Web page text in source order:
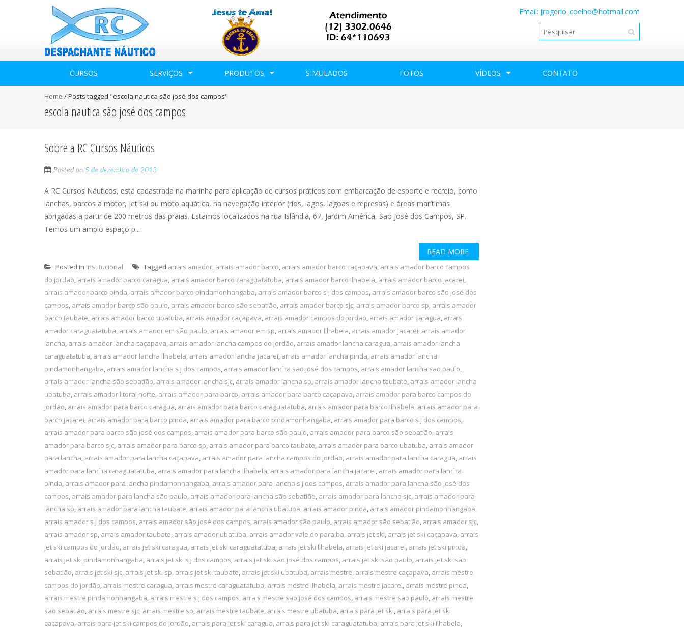
Email: jrogerio_coelho@hotmail.com
CURSOS SERVIÇOS PRODUTOS SIMULADOS FOTOS VÍDEOS CONTATO
Home /Posts tagged "escola nautica são josé dos campos"
escola nautica são josé dos campos
Sobre a RC Cursos Náuticos
Posted on 5 de dezembro de 2013
A RC Cursos Náuticos, está cadastrada na marinha para aplicação de cursos práticos com embarcação de esporte e recreio, como
lanchas, barcos a motor, jet ski ou moto aquática, na navegação interior (rios, lagos, lagoas e represas) e áreas marítimas
abrigadas a partir de 200 metros das praias. Estamos localizados na rua Islândia, 67, Jardim América, São José dos Campos, SP.
Temos um amplo espaço p...
READ MORE
Posted in Institucional Tagged arrais amador, arrais amador barco, arrais amador barco caçapava, arrais amador barco campos
do jordão, arrais amador barco caragua, arrais amador barco caraguatatuba, arrais amador barco Ilhabela, arrais amador barco jacarei,
arrais amador barco pinda, arrais amador barco pindamonhangaba, arrais amador barco s j dos campos, arrais amador barco são josé dos
campos, arrais amador barco são paulo, arrais amador barco são sebatião, arrais amador barco sjc, arrais amador barco sp, arrais amador
barco taubate, arrais amador barco ubatuba, arrais amador caçapava, arrais amador campos do jordão, arrais amador caragua, arrais
amador caraguatatuba, arrais amador em são paulo, arrais amador em sp, arrais amador Ilhabela, arrais amador jacarei, arrais amador
lancha, arrais amador lancha caçapava, arrais amador lancha campos do jordão, arrais amador lancha caragua, arrais amador lancha
caraguatatuba, arrais amador lancha Ilhabela, arrais amador lancha jacarei, arrais amador lancha pinda, arrais amador lancha
pindamonhangaba, arrais amador lancha s j dos campos, arrais amador lancha são josé dos campos, arrais amador lancha são paulo,
arrais amador lancha são sebatião, arrais amador lancha sjc, arrais amador lancha sp, arrais amador lancha taubate, arrais amador lancha
ubatuba, arrais amador litoral norte, arrais amador para barco, arrais amador para barco caçapava, arrais amador para barco campos do
jordão, arrais amador para barco caragua, arrais amador para barco caraguatatuba, arrais amador para barco Ilhabela, arrais amador para
barco jacarei, arrais amador para barco pinda, arrais amador para barco pindamonhangaba, arrais amador para barco s j dos campos,
arrais amador para barco são josé dos campos, arrais amador para barco são paulo, arrais amador para barco são sebatião, arrais
amador para barco sjc, arrais amador para barco sp, arrais amador para barco taubate, arrais amador para barco ubatuba, arrais amador
para lancha, arrais amador para lancha caçapava, arrais amador para lancha campos do jordão, arrais amador para lancha caragua, arrais
amador para lancha caraguatatuba, arrais amador para lancha Ilhabela, arrais amador para lancha jacarei, arrais amador para lancha
pinda, arrais amador para lancha pindamonhangaba, arrais amador para lancha s j dos campos, arrais amador para lancha são josé dos
campos, arrais amador para lancha são paulo, arrais amador para lancha são sebatião, arrais amador para lancha sjc, arrais amador para
lancha sp, arrais amador para lancha taubate, arrais amador para lancha ubatuba, arrais amador pinda, arrais amador pindamonhangaba,
arrais amador s j dos campos, arrais amador são josé dos campos, arrais amador são paulo, arrais amador são sebatião, arrais amador sjc,
arrais amador sp, arrais amador taubate, arrais amador ubatuba, arrais amador vale do paraiba, arrais jet ski, arrais jet ski caçapava, arrais
jet ski campos do jordão, arrais jet ski caragua, arrais jet ski caraguatatuba, arrais jet ski Ilhabela, arrais jet ski jacarei, arrais jet ski pinda,
arrais jet ski pindamonhangaba, arrais jet ski s j dos campos, arrais jet ski são josé dos campos, arrais jet ski são paulo, arrais jet ski são
sebatião, arrais jet ski sjc, arrais jet ski sp, arrais jet ski taubate, arrais jet ski ubatuba, arrais mestre, arrais mestre caçapava, arrais mestre
campos do jordão, arrais mestre caragua, arrais mestre caraguatatuba, arrais mestre Ilhabela, arrais mestre jacarei, arrais mestre pinda,
arrais mestre pindamonhangaba, arrais mestre s j dos campos, arrais mestre são josé dos campos, arrais mestre são paulo, arrais mestre
são sebatião, arrais mestre sjc, arrais mestre sp, arrais mestre taubate, arrais mestre ubatuba, arrais para jet ski, arrais para jet ski
caçapava, arrais para jet ski campos do jordão, arrais para jet ski caragua, arrais para jet ski caraguatatuba, arrais para jet ski Ilhabela,